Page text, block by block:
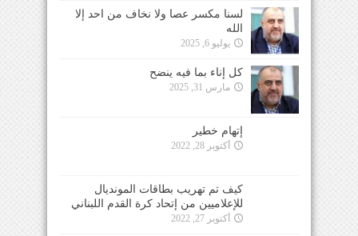
لسنا مكسر عصا ولا نخاف من احد إلا
الله
يوليو 6, 2025
كل إناء بما فيه ينضح
مارس 31, 2025
إتهام خطير
أكتوبر 28, 2022
كيف تم تهريب بطاقات المونديال
للإعلاميين من إتحاد كرة القدم اللبناني
أكتوبر 27, 2022